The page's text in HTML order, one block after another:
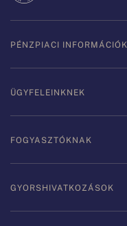
PÉNZPIACI INFORMÁCIÓK
ÜGYFELEINKNEK
FOGYASZTÓKNAK
GYORSHIVATKOZÁSOK